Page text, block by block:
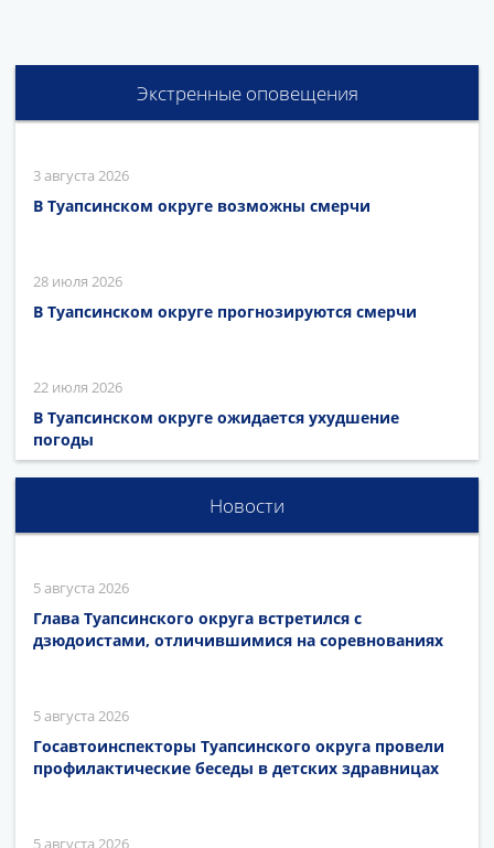
Экстренные оповещения
3 августа 2026
В Туапсинском округе возможны смерчи
28 июля 2026
В Туапсинском округе прогнозируются смерчи
22 июля 2026
В Туапсинском округе ожидается ухудшение
погоды
Новости
5 августа 2026
Глава Туапсинского округа встретился с
дзюдоистами, отличившимися на соревнованиях
5 августа 2026
Госавтоинспекторы Туапсинского округа провели
профилактические беседы в детских здравницах
5 августа 2026